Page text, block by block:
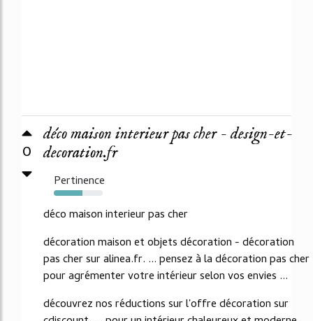
0
déco maison interieur pas cher - design-et-
decoration.fr
Pertinence
58%
déco maison interieur pas cher
décoration maison et objets décoration - décoration
pas cher sur alinea.fr. ... pensez à la décoration pas cher
pour agrémenter votre intérieur selon vos envies ...
découvrez nos réductions sur l'offre décoration sur